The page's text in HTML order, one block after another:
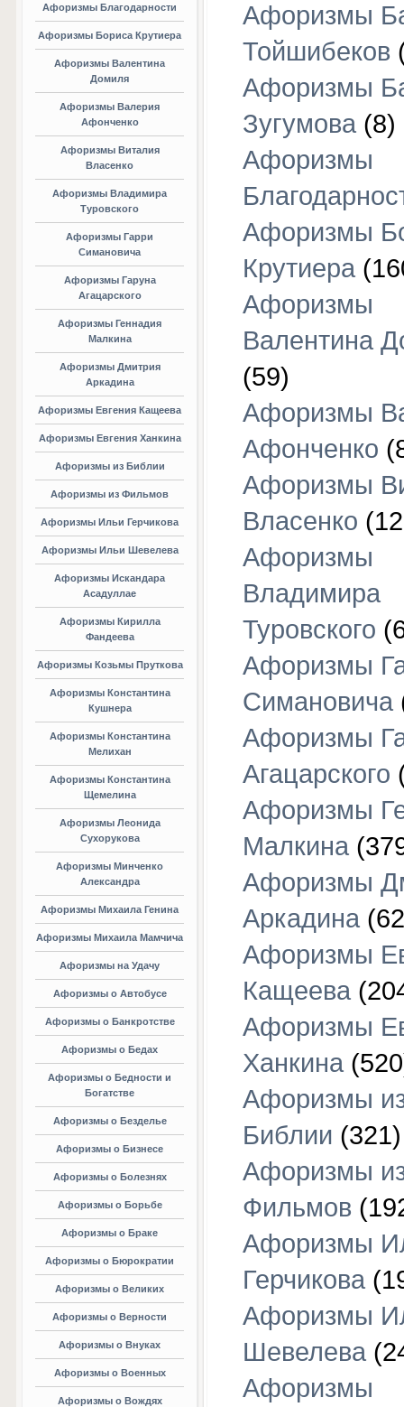
Афоризмы Благодарности
Афоризмы Бориса Крутиера
Афоризмы Валентина
Домиля
Афоризмы Валерия
Афонченко
Афоризмы Виталия
Власенко
Афоризмы Владимира
Туровского
Афоризмы Гарри
Симановича
Афоризмы Гаруна
Агацарского
Афоризмы Геннадия
Малкина
Афоризмы Дмитрия
Аркадина
Афоризмы Евгения Кащеева
Афоризмы Евгения Ханкина
Афоризмы из Библии
Афоризмы из Фильмов
Афоризмы Ильи Герчикова
Афоризмы Ильи Шевелева
Афоризмы Искандара
Асадуллае
Афоризмы Кирилла
Фандеева
Афоризмы Козьмы Пруткова
Афоризмы Константина
Кушнера
Афоризмы Константина
Мелихан
Афоризмы Константина
Щемелина
Афоризмы Леонида
Сухорукова
Афоризмы Минченко
Александра
Афоризмы Михаила Генина
Афоризмы Михаила Мамчича
Афоризмы на Удачу
Афоризмы о Автобусе
Афоризмы о Банкротстве
Афоризмы о Бедах
Афоризмы о Бедности и
Богатстве
Афоризмы о Безделье
Афоризмы о Бизнесе
Афоризмы о Болезнях
Афоризмы о Борьбе
Афоризмы о Браке
Афоризмы о Бюрократии
Афоризмы о Великих
Афоризмы о Верности
Афоризмы о Внуках
Афоризмы о Военных
Афоризмы о Вождях
Афоризмы
Тойшибеков
Афоризмы
Зугумова (8)
Афоризмы
Афоризмы
Крутиера
Афоризмы
Валентина
(59)
Афоризмы
Афонченко
Афоризмы
Власенко
Афоризмы
Владимира
Туровского
Афоризмы
Симановича
Афоризмы
Агацарского
Афоризмы
Малкина
Афоризмы
Аркадина
Афоризмы
Кащеева
Афоризмы
Ханкина
Афоризмы
Библии (321)
Афоризмы
Фильмов
Афоризмы
Герчикова
Афоризмы
Шевелева
Афоризмы